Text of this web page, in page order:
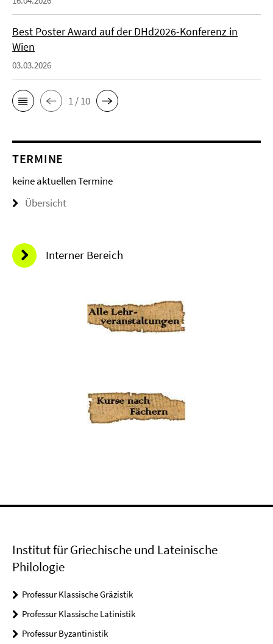
Best Poster Award auf der DHd2026-Konferenz in
Wien
03.03.2026
1 / 10
TERMINE
keine aktuellen Termine
Übersicht
Interner Bereich
Institut für Griechische und Lateinische
Philologie
Professur Klassische Gräzistik
Professur Klassische Latinistik
Professur Byzantinistik